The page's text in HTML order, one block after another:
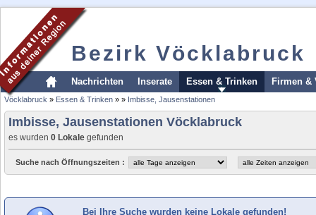
Bezirk Vöcklabruck
Nachrichten Inserate Essen & Trinken Firmen &
Vöcklabruck » Essen & Trinken » » Imbisse, Jausenstationen
Imbisse, Jausenstationen Vöcklabruck
es wurden 0 Lokale gefunden
Suche nach Öffnungszeiten :
Bei Ihre Suche wurden keine Lokale gefunden!